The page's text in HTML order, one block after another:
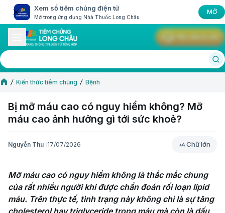
Xem sổ tiêm chủng điện tử
Mở trong ứng dụng Nhà Thuốc Long Châu
MỞ
Kiến thức tiêm chủng Bệnh
Bị mỡ máu cao có nguy hiểm không? Mỡ
máu cao ảnh hưởng gì tới sức khoẻ?
Nguyễn Thu 17/07/2026 Chữ lớn
Chữ lớn
Mỡ máu cao có nguy hiểm không là thắc mắc chung
của rất nhiều người khi được chẩn đoán rối loạn lipid
máu. Trên thực tế, tình trạng này không chỉ là sự tăng